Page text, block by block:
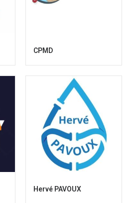
CPMD
Hervé PAVOUX